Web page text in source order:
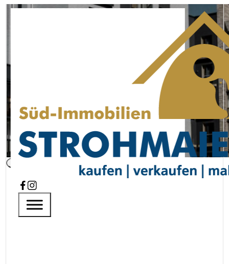
Charmantes
Startseite Immobilien Aktuelle Immobilie